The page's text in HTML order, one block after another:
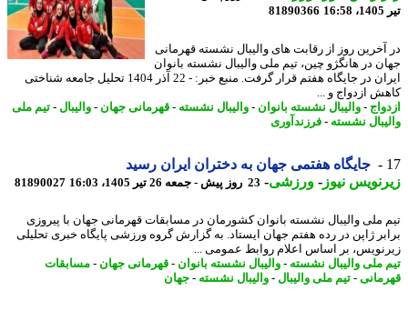
81890366
روز از رقابت های والیبال نشسته قهرمانی
در هانگژو چین، تیم ملی والیبال نشسته بانوان
ایران در جایگاه هفتم قرار گرفت. منبع خبر: - 22 آذر 1404 تحلیل جامعه شناختی
ازدواج و ...
-والیبال نشسته بانوان- والیبال نشسته-قهرمانی جهان-والیبال-تیم ملی
نشسته-فرزندآوری
جایگاه هفتمی جهان به دختران ایران رسید
نیوز-ورزشی-23 روز پیش - جمعه 26 تیر 1405، 16:03 81890027
ملی والیبال نشسته بانوان کشورمان در مسابقات قهرمانی جهان با پیروزی
ژاپن در رده هفتم جهان ایستاد. به گزارش گروه ورزشی پایگاه خبری تحلیلی
بر اساس اعلام روابط عمومی ...
ملی والیبال نشسته-والیبال نشسته بانوان- قهرمانی جهان-مسابقات
-تیم ملی والیبال-والیبال نشسته-جهان